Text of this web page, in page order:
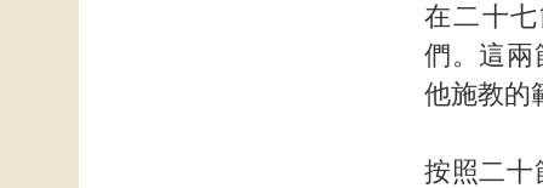
在二十
們。這兩
他施教的
按照二十